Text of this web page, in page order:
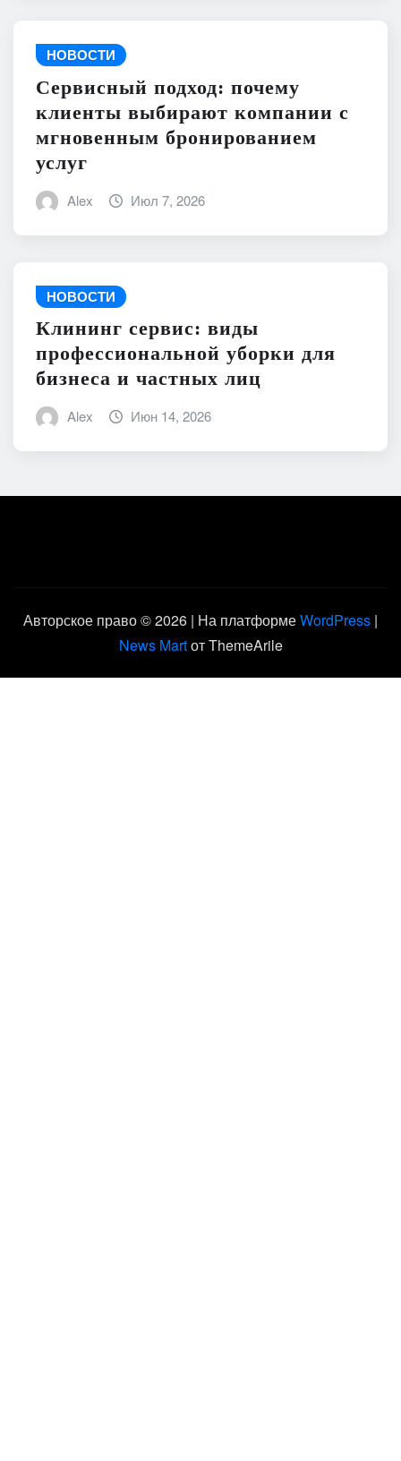
НОВОСТИ
Сервисный подход: почему
клиенты выбирают компании с
мгновенным бронированием
услуг
Alex Июл 7, 2026
НОВОСТИ
Клининг сервис: виды
профессиональной уборки для
бизнеса и частных лиц
Alex Июн 14, 2026
Авторское право © 2026 | На платформеWordPress |
News Martот ThemeArile